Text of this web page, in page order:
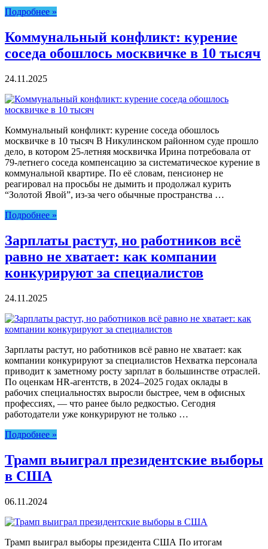
Подробнее »
Коммунальный конфликт: курение
соседа обошлось москвичке в 10 тысяч
24.11.2025
Коммунальный конфликт: курение соседа обошлось
москвичке в 10 тысяч В Никулинском районном суде прошло
дело, в котором 25-летняя москвичка Ирина потребовала от
79-летнего соседа компенсацию за систематическое курение в
коммунальной квартире. По её словам, пенсионер не
реагировал на просьбы не дымить и продолжал курить
“Золотой Явой”, из-за чего обычные пространства …
Подробнее »
Зарплаты растут, но работников всё
равно не хватает: как компании
конкурируют за специалистов
24.11.2025
Зарплаты растут, но работников всё равно не хватает: как
компании конкурируют за специалистов Нехватка персонала
приводит к заметному росту зарплат в большинстве отраслей.
По оценкам HR-агентств, в 2024–2025 годах оклады в
рабочих специальностях выросли быстрее, чем в офисных
профессиях, — что ранее было редкостью. Сегодня
работодатели уже конкурируют не только …
Подробнее »
Трамп выиграл президентские выборы
в США
06.11.2024
Трамп выиграл выборы президента США По итогам